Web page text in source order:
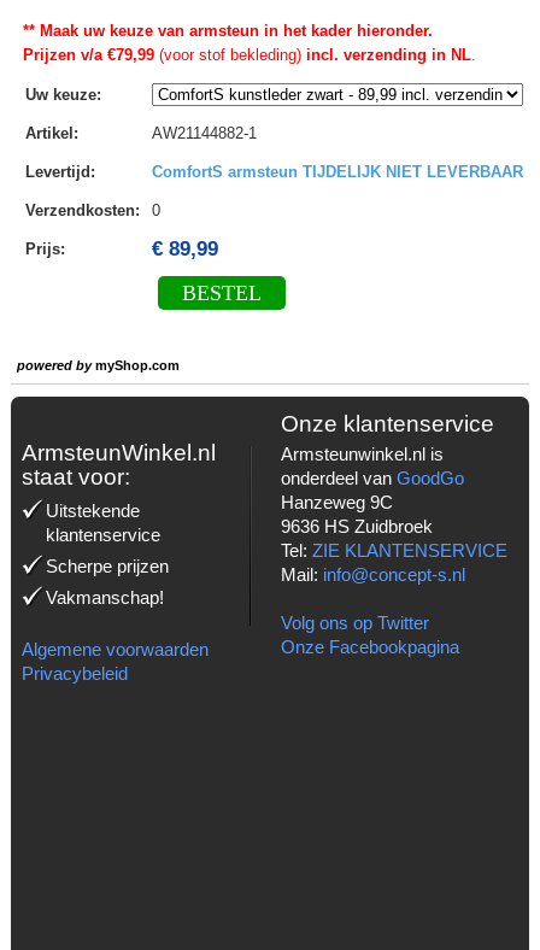
** Maak uw keuze van armsteun in het kader hieronder.
Prijzen v/a €79,99(voor stof bekleding)incl. verzending in NL.
Uw keuze:
Artikel : AW21144882-1
Levertijd : ComfortS armsteun TIJDELIJK NIET LEVERBAAR
Verzendkosten: 0
Prijs: € 89,99
BESTEL
powered bymyShop.com
ArmsteunWinkel.nl
staat voor:
Uitstekende
klantenservice
Scherpe prijzen
Vakmanschap!
Algemene voorwaarden
Privacybeleid
Onze klantenservice
Armsteunwinkel.nl is
onderdeel van GoodGo
Hanzeweg 9C
9636 HS Zuidbroek
Tel: ZIE KLANTENSERVICE
Mail: info@concept-s.nl
Volg ons op Twitter
Onze Facebookpagina